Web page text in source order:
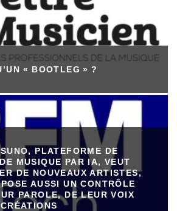
« BOOTLEG » ?
PLATEFORME DE
MUSIQUE PAR IA, VEUT
DE NOUVEAUX ARTISTES,
AUSSI UN CONTRÔLE
PAROLE, DE LEUR VOIX